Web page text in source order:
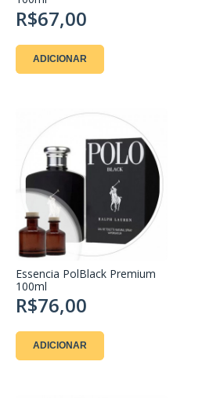
R$67,00
ADICIONAR
Essencia PolBlack Premium
100ml
R$76,00
ADICIONAR